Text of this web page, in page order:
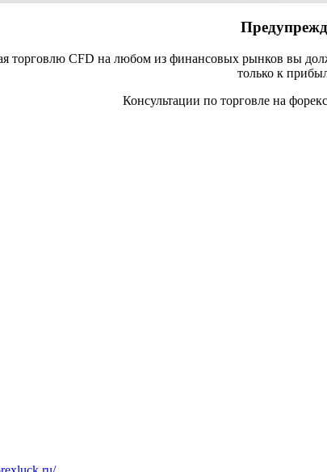
торговлю CFD на любом из финансовых рынков вы
только к
Консультации по торговле на